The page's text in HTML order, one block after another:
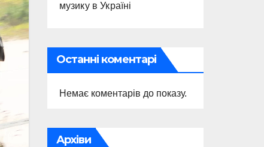
музику в Україні
Останні коментарі
Немає коментарів до показу.
Архіви